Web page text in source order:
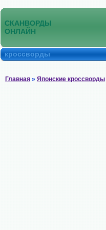
СКАНВОРДЫ
ОНЛАЙН
кроссворды
Главная » Японские кроссворды